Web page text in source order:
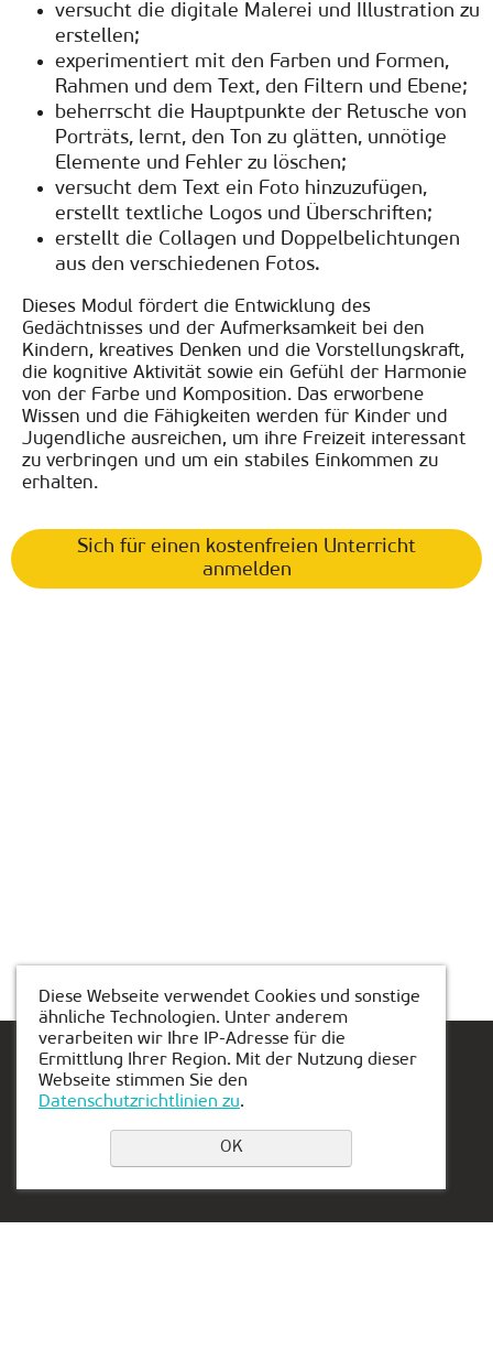
versucht die digitale Malerei und Illustration zu
erstellen;
experimentiert mit den Farben und Formen,
Rahmen und dem Text, den Filtern und Ebene;
beherrscht die Hauptpunkte der Retusche von
Porträts, lernt, den Ton zu glätten, unnötige
Elemente und Fehler zu löschen;
versucht dem Text ein Foto hinzuzufügen,
erstellt textliche Logos und Überschriften;
erstellt die Collagen und Doppelbelichtungen
aus den verschiedenen Fotos.
Dieses Modul fördert die Entwicklung des
Gedächtnisses und der Aufmerksamkeit bei den
Kindern, kreatives Denken und die Vorstellungskraft,
die kognitive Aktivität sowie ein Gefühl der Harmonie
von der Farbe und Komposition. Das erworbene
Wissen und die Fähigkeiten werden für Kinder und
Jugendliche ausreichen, um ihre Freizeit interessant
zu verbringen und um ein stabiles Einkommen zu
erhalten.
Sich für einen kostenfreien Unterricht
anmelden
Einen Platz buchen
Diese Webseite verwendet Cookies und sonstige
ähnliche Technologien. Unter anderem
verarbeiten wir Ihre IP-Adresse für die
Ermittlung Ihrer Region. Mit der Nutzung dieser
Webseite stimmen Sie den
Datenschutzrichtlinien zu.
OK